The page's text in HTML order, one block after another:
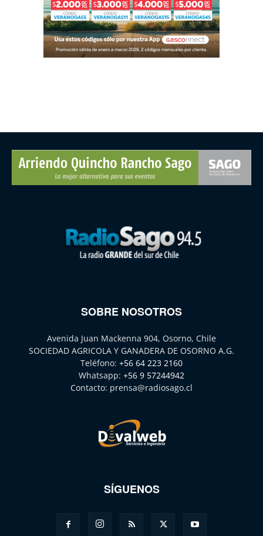
SOBRE NOSOTROS
Avenida Juan Mackenna 904, Osorno, Chile
SOCIEDAD AGRICOLA Y GANADERA DE OSORNO A.G.
Teléfono: +56 64 223 2160
Whatsapp: +56 9 57244942
Contacto: prensa@radiosago.cl
SÍGUENOS